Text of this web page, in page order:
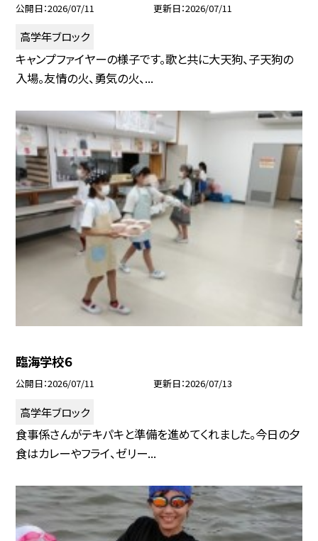
公開日 2026/07/11 更新日 2026/07/11
高学年ブロック
キャンプファイヤーの様子です。歌と共に大天狗、子天狗の
入場。友情の火、勇気の火、...
臨海学校６
公開日 2026/07/11 更新日 2026/07/13
高学年ブロック
食事係さんがテキパキと準備を進めてくれました。今日の夕
食はカレーやフライ、ゼリー...